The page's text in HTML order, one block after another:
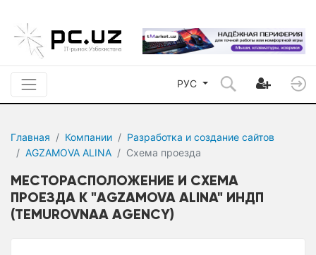
РУС
Главная Компании
Разработка и создание сайтов
AGZAMOVA ALINA
Схема проезда
МЕСТОРАСПОЛОЖЕНИЕ И СХЕМА
ПРОЕЗДА К "AGZAMOVA ALINA" ИНДП
(TEMUROVNAA AGENCY)